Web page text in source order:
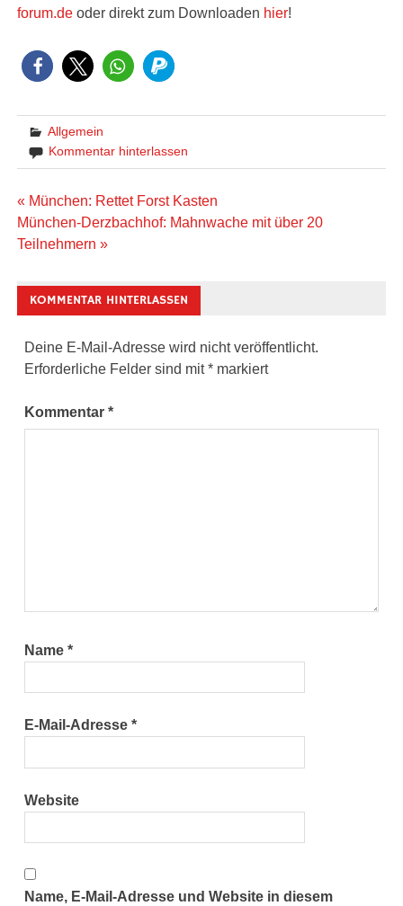
forum.de oder direkt zum Downloaden hier!
Allgemein
Kommentar hinterlassen
Beitragsnavigation
« München: Rettet Forst Kasten
München-Derzbachhof: Mahnwache mit über 20
Teilnehmern »
KOMMENTAR HINTERLASSEN
Deine E-Mail-Adresse wird nicht veröffentlicht.
Erforderliche Felder sind mit* markiert
Kommentar*
Name*
E-Mail-Adresse*
Website
Name, E-Mail-Adresse und Website in diesem